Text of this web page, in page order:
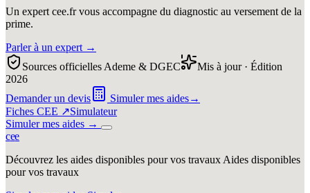
Un expert cee.fr vous accompagne du diagnostic au versement de la
prime.
Parler à un expert →
Sources officielles Ademe & DGEC
Mis à jour · Édition
2026
Demander un devis
Simuler mes aides→
Fiches CEE ↗Simulateur
Simuler mes aides →
cee
Découvrez les aides disponibles pour vos travaux Aides disponibles
pour vos travaux